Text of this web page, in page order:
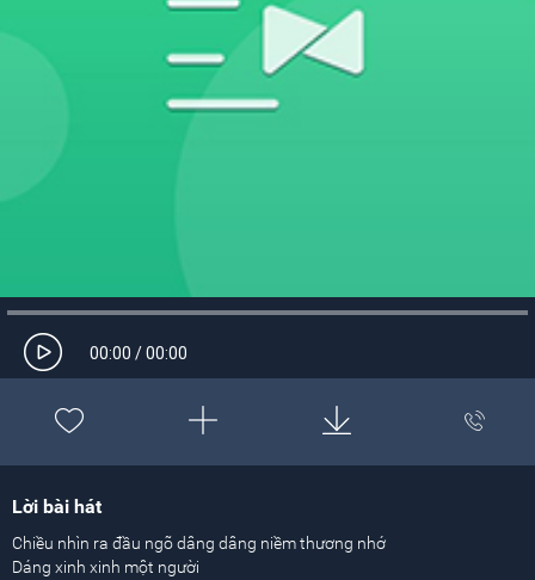
00:00 /00:00
Lời bài hát
Chiều nhìn ra đầu ngõ dâng dâng niềm thương nhớ
Dáng xinh xinh một người